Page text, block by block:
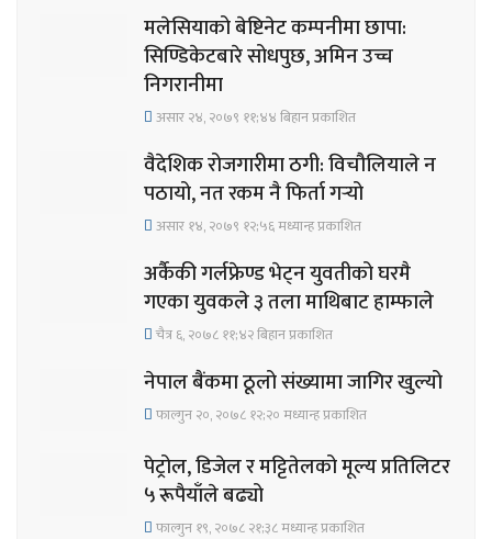
मलेसियाको बेष्टिनेट कम्पनीमा छापा:
सिण्डिकेटबारे सोधपुछ, अमिन उच्च
निगरानीमा
असार २४, २०७९ ११;४४ बिहान प्रकाशित
वैदेशिक रोजगारीमा ठगी: विचौलियाले न
पठायो, नत रकम नै फिर्ता गर्‍यो
असार १४, २०७९ १२;५६ मध्यान्ह प्रकाशित
अर्कैकी गर्लफ्रेण्ड भेट्न युवतीको घरमै
गएका युवकले ३ तला माथिबाट हाम्फाले
चैत्र ६, २०७८ ११;४२ बिहान प्रकाशित
नेपाल बैंकमा ठूलो संख्यामा जागिर खुल्यो
फाल्गुन २०, २०७८ १२;२० मध्यान्ह प्रकाशित
पेट्रोल, डिजेल र मट्टितेलको मूल्य प्रतिलिटर
५ रूपैयाँले बढ्यो
फाल्गुन १९, २०७८ २१;३८ मध्यान्ह प्रकाशित